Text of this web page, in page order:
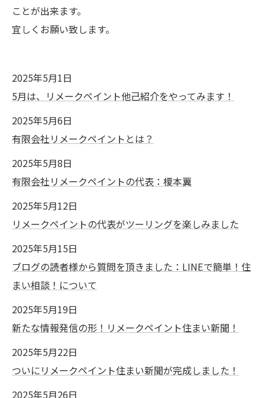
ことが出来ます。
宜しくお願い致します。
2025年5月1日
5月は、リメークペイント他己紹介をやってみます！
2025年5月6日
有限会社リメークペイントとは？
2025年5月8日
有限会社リメークペイントの代表：榎本翼
2025年5月12日
リメークペイントの代表がツーリングを楽しみました
2025年5月15日
ブログの読者様から質問を頂きました：LINEで簡単！住
まい相談！について
2025年5月19日
新たな情報発信の形！リメークペイント住まい新聞！
2025年5月22日
ついにリメークペイント住まい新聞が完成しました！
2025年5月26日